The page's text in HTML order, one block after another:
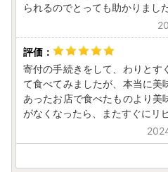
【shibushi@do-furusato.com】
携帯電話でドメイン指定受信を
ushi@do-furusato.com」からの
定をお願い致します。
志布志市は総務大臣よりふるさ
です。
られるのでとっても助かりまし
寄付の手続きをして、わりとす
て食べてみましたが、本当に美
あったお店で食べたものより美
がなくなったら、またすぐにリ